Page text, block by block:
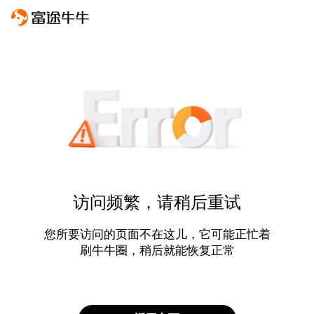
访问频繁，请稍后重试
您所要访问的页面不在这儿，它可能正忙着
刷牛牛圈，稍后就能恢复正常